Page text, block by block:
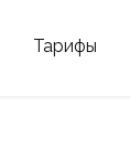
Тарифы